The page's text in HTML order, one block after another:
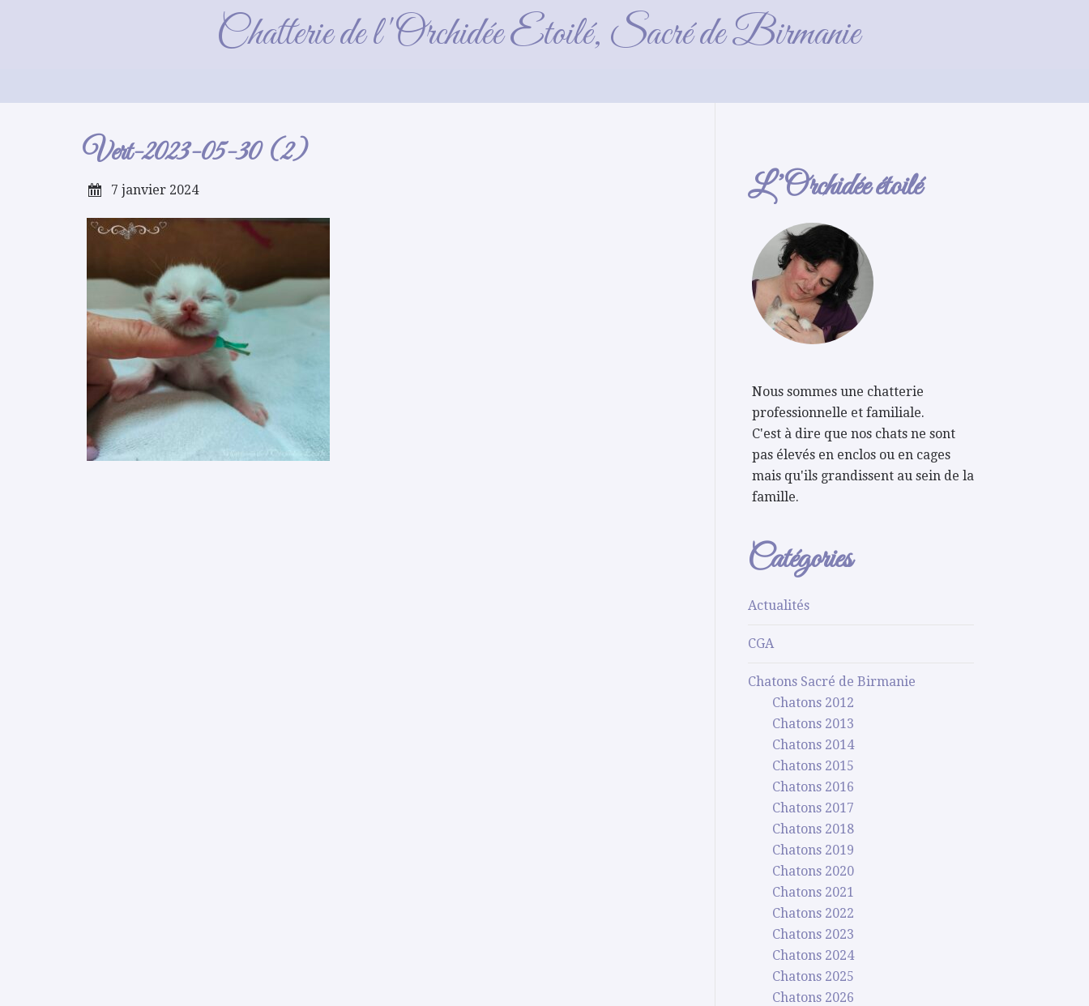
Chatterie de l'Orchidée Etoilé, Sacré de Birmanie
Vert-2023-05-30 (2)
Vert-2023-05-30 (2)
7 janvier 2024 L’Orchidée étoilé
Nous sommes une chatterie
professionnelle et familiale.
C'est à dire que nos chats ne sont
pas élevés en enclos ou en cages
mais qu'ils grandissent au sein de la
famille.
Catégories
Actualités
CGA
Chatons Sacré de Birmanie
Chatons 2012
Chatons 2013
Chatons 2014
Chatons 2015
Chatons 2016
Chatons 2017
Chatons 2018
Chatons 2019
Chatons 2020
Chatons 2021
Chatons 2022
Chatons 2023
Chatons 2024
Chatons 2025
Chatons 2026